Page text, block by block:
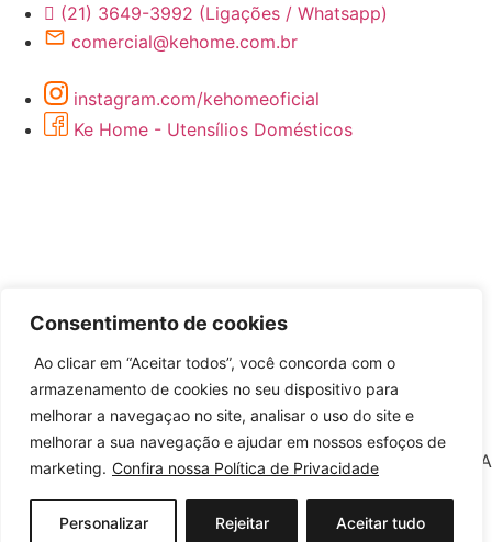
Consentimento de cookies
Ao clicar em “Aceitar todos”, você concorda com o
armazenamento de cookies no seu dispositivo para
melhorar a navegaçao no site, analisar o uso do site e
melhorar a sua navegação e ajudar em nossos esfoços de
marketing. Confira nossa Política de Privacidade
Personalizar Rejeitar Aceitar tudo
(21) 3649-3992 (Ligações / Whatsapp)
comercial@kehome.com.br
instagram.com/kehomeoficial
Ke Home - Utensílios Domésticos
Desenvolvido por
©2026 KEHOME COMERCIO DE ARTIGOS DE BAZAR LTDA